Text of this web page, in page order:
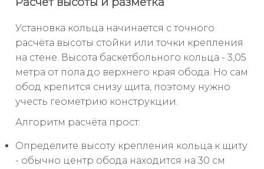
Установка кольца начинается с точного
расчёта высоты стойки или точки крепления
на стене. Высота баскетбольного кольца - 3,05
метра от пола до верхнего края обода. Но сам
обод крепится снизу щита, поэтому нужно
учесть геометрию конструкции.
Алгоритм расчёта прост:
Определите высоту крепления кольца к щиту
- обычно центр обода находится на 30 см